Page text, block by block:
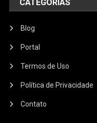
CATEGORIAS
Blog
Portal
Termos de Uso
Política de Privacidade
Contato